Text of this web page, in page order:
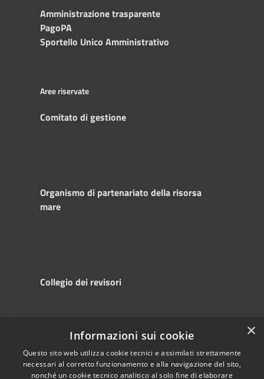
Amministrazione trasparente
PagoPA
Sportello Unico Amministrativo
Aree riservate
Comitato di gestione
Organismo di partenariato della risorsa
mare
Collegio dei revisori
Accessibility
Privacy
Copyright © 2025
Autorità di
Sistema Portuale
×
Informazioni sui cookie
Questo sito web utilizza cookie tecnici e assimilati strettamente
necessari al corretto funzionamento e alla navigazione del sito,
nonché un cookie tecnico analitico al solo fine di elaborare